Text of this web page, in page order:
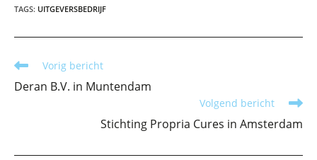
TAGS: UITGEVERSBEDRIJF
Lees
artikelen
Vorig bericht
Deran B.V. in Muntendam
Volgend bericht
Stichting Propria Cures in Amsterdam